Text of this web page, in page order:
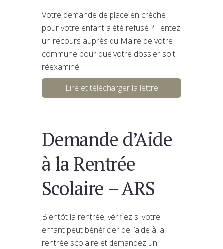
Votre demande de place en crèche
pour votre enfant a été refusé ? Tentez
un recours auprès du Maire de votre
commune pour que votre dossier soit
réexaminé
Lire et télécharger la lettre
Demande d’Aide
à la Rentrée
Scolaire – ARS
Bientôt la rentrée, vérifiez si votre
enfant peut bénéficier de l’aide à la
rentrée scolaire et demandez un